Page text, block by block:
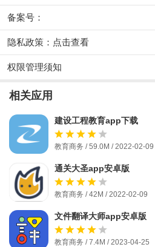
备案号：
隐私政策： 点击查看
权限管理须知
相关应用
建设工程教育app下载
教育商务 / 59.0M / 2022-02-09
通关大圣app安卓版
教育商务 / 42M / 2022-02-09
文件翻译大师app安卓版
教育商务 / 7.4M / 2023-04-25